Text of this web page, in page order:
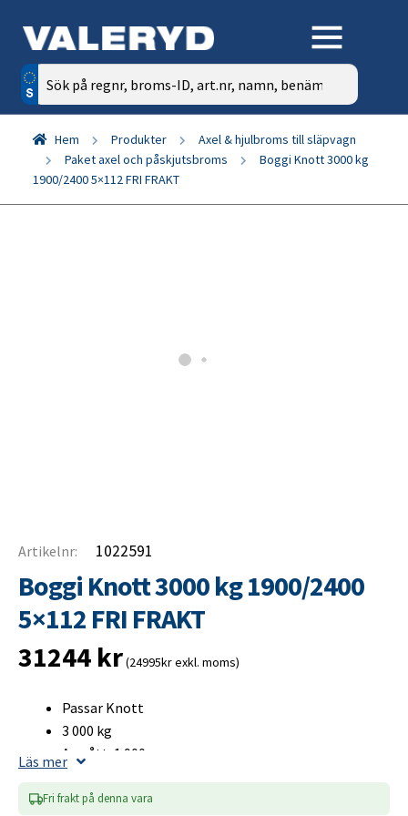
Sök
efter:
Hem Produkter
Axel & hjulbroms till släpvagn
Paket axel och påskjutsbroms
Boggi Knott 3000 kg
1900/2400 5×112 FRI FRAKT
Artikelnr: 1022591
Boggi Knott 3000 kg 1900/2400
5×112 FRI FRAKT
31244 kr(24995kr exkl. moms)
Passar Knott
3 000 kg
A-mått: 1 900 mm
Bultcirkel 5×112
Läs mer
Fri frakt på denna vara